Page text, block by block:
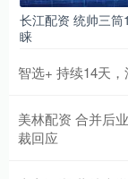
长江配资 统帅三
睐
智选+ 持续14天
美林配资 合并后
裁回应